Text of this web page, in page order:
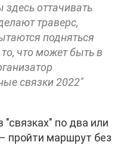
оттачивать
траверс,
подняться
что может быть в
связки 2022"
по два или
пройти маршрут без